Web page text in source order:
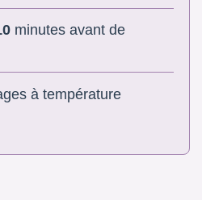
minutes avant de
à température